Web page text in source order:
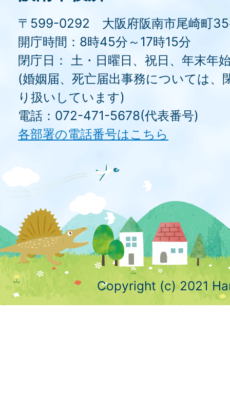
〒599-0292 大阪府阪南市尾崎町35
開庁時間：8時45分～17時15分
閉庁日： 土・日曜日、祝日、年末年
(婚姻届、死亡届出事務については、
り扱いしています)
電話：072-471-5678(代表番号)
各部署の電話番号はこちら
Copyright (c) 2021